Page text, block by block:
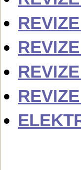
REVIZE
REVIZE
REVIZE
REVIZE